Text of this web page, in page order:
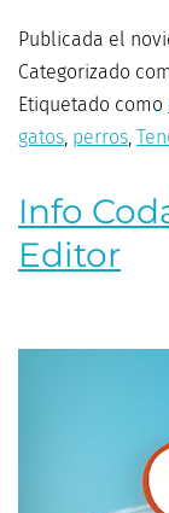
Publicada el
Categorizado
Etiquetado como
gatos perros
Info
Editor